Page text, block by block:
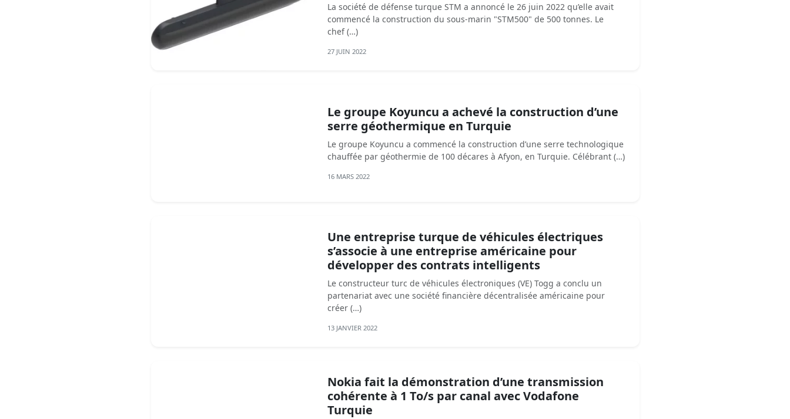
La société de défense turque STM a annoncé le 26 juin 2022 qu’elle avait
commencé la construction du sous-marin "STM500" de 500 tonnes. Le
chef (…)
27 JUIN 2022
Le groupe Koyuncu a achevé la construction d’une
serre géothermique en Turquie
Le groupe Koyuncu a commencé la construction d’une serre technologique
chauffée par géothermie de 100 décares à Afyon, en Turquie. Célébrant (…)
16 MARS 2022
Une entreprise turque de véhicules électriques
s’associe à une entreprise américaine pour
développer des contrats intelligents
Le constructeur turc de véhicules électroniques (VE) Togg a conclu un
partenariat avec une société financière décentralisée américaine pour
créer (…)
13 JANVIER 2022
Nokia fait la démonstration d’une transmission
cohérente à 1 To/s par canal avec Vodafone
Turquie